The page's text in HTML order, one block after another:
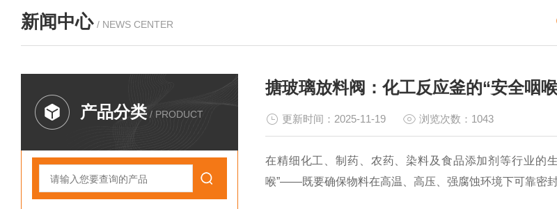
新闻中心 / NEWS CENTER
产品分类 / PRODUCT
搪玻璃放料阀：化工反应釜的“安全咽
更新时间：2025-11-19 浏览次数：1043
在精细化工、制药、农药、染料及食品添加剂等行业的
喉”——既要确保物料在高温、高压、强腐蚀环境下可靠密